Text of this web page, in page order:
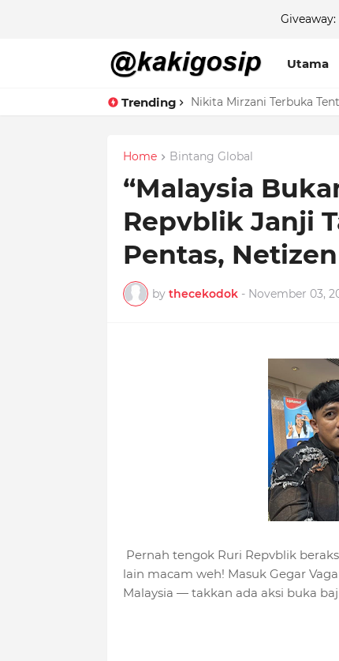
Giveaway:
Utama
Trending Nikita Mirzani Terbuka
Home Bintang Global
“Malaysia
Repvblik Janji
Pentas, Netizen
by thecekodok - November 03,
Pernah tengok Ruri Repvblik
lain macam weh! Masuk Gegar
Malaysia — takkan ada aksi buka